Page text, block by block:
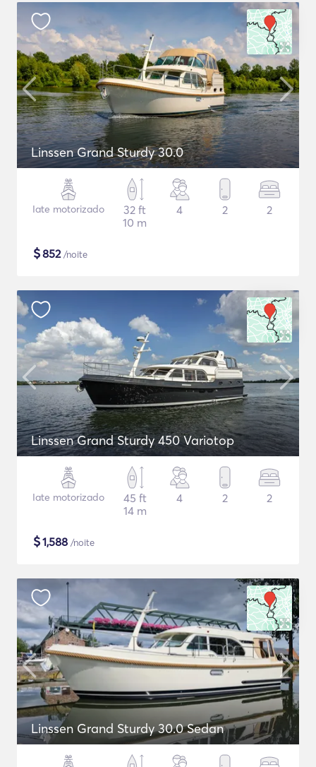
Linssen Grand Sturdy 30.0
Iate motorizado
32 ft
10 m
4 2 2
$852/noite
Linssen Grand Sturdy 450 Variotop
Iate motorizado
45 ft
14 m
4 2 2
$1,588 /noite
Linssen Grand Sturdy 30.0 Sedan